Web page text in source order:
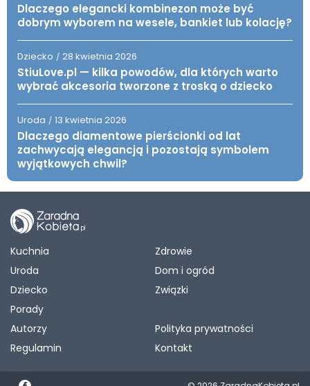
Dlaczego elegancki kombinezon może być
dobrym wyborem na wesele, bankiet lub kolację?
Dziecko / 28 kwietnia 2026
StiuLove.pl — kilka powodów, dla których warto
wybrać akcesoria tworzone z troską o dziecko
Uroda / 13 kwietnia 2026
Dlaczego diamentowe pierścionki od lat
zachwycają elegancją i pozostają symbolem
wyjątkowych chwil?
Kuchnia
Zdrowie
Uroda
Dom i ogród
Dziecko
Związki
Porady
Autorzy
Polityka prywatności
Regulamin
Kontakt